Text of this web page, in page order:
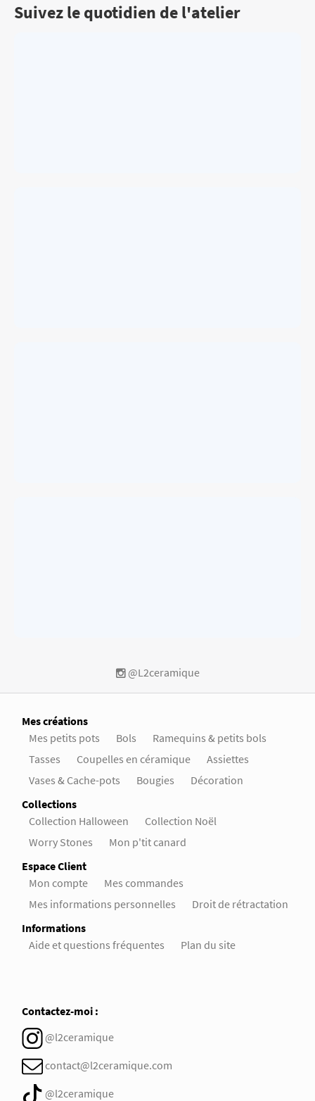
Suivez le quotidien de l'atelier
@L2ceramique
Mes créations
Mes petits pots
Bols
Ramequins & petits bols
Tasses
Coupelles en céramique
Assiettes
Vases & Cache-pots
Bougies
Décoration
Collections
Collection Halloween
Collection Noël
Worry Stones
Mon p'tit canard
Espace Client
Mon compte
Mes commandes
Mes informations personnelles
Droit de rétractation
Informations
Aide et questions fréquentes
Plan du site
Contactez-moi :
@l2ceramique
contact@l2ceramique.com
@l2ceramique